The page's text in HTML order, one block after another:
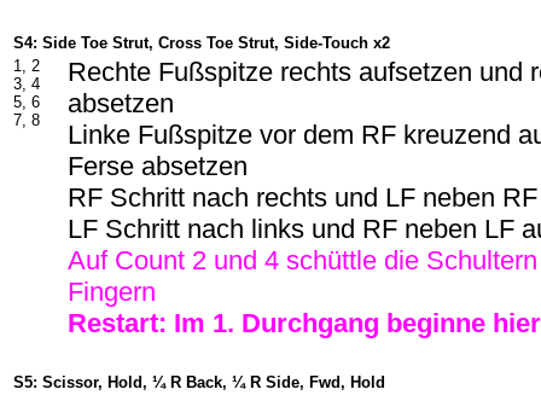
S4: Side Toe Strut, Cross Toe Strut, Side-Touch x2
1, 2
3, 4
5, 6
7, 8
Rechte Fußspitze rechts aufsetzen und
absetzen
Linke Fußspitze vor dem RF kreuzend
Ferse absetzen
RF Schritt nach rechts und LF neben
LF Schritt nach links und RF neben LF
Auf Count 2 und 4 schüttle die
Fingern
Restart: Im 1. Durchgang beginne
S5: Scissor, Hold, ¼ R Back, ¼ R Side, Fwd, Hold